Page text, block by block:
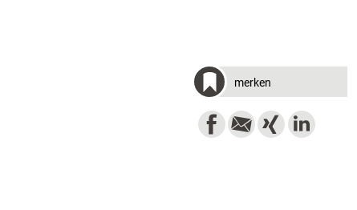
merken